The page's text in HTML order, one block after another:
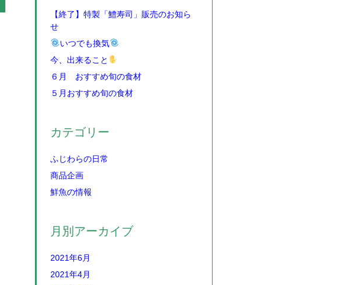
【終了】特製「鱧寿司」販売のお知ら
せ
いつでも換気
今、出来ること
６月 おすすめ旬の食材
５月おすすめ旬の食材
カテゴリー
ふじわらの日常
商品企画
鮮魚の情報
月別アーカイブ
2021年6月
2021年4月